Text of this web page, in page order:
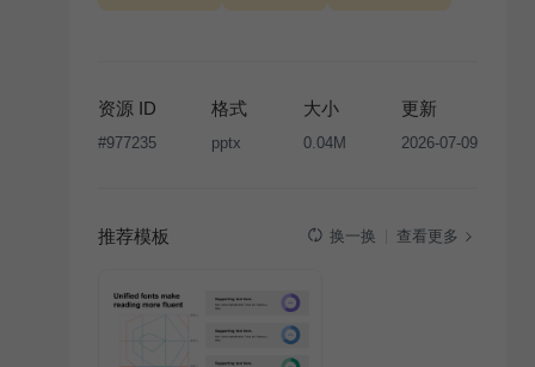
版权声明
条款，禁止任何形式的转让、出售或出租，未
经投权许可任何人不得擅自转载和分发，否则将接照我
资源 ID
#977235
格式
pptx
大小
0.04M
更新
2026-07-09
推荐模板 换一换 查看更多